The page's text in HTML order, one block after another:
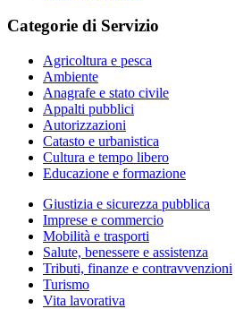
Categorie di Servizio
Agricoltura e pesca
Ambiente
Anagrafe e stato civile
Appalti pubblici
Autorizzazioni
Catasto e urbanistica
Cultura e tempo libero
Educazione e formazione
Giustizia e sicurezza pubblica
Imprese e commercio
Mobilità e trasporti
Salute, benessere e assistenza
Tributi, finanze e contravvenzioni
Turismo
Vita lavorativa